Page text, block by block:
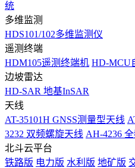
统
多维监测
HDS101/102多维监测仪
遥测终端
HDM105遥测终端机 HD-MCU
边坡雷达
HD-SAR 地基InSAR
天线
AT-35101H GNSS测量型天线
3232 双频螺旋天线 AH-4236
北斗云平台
铁路版 电力版 水利版 地矿版